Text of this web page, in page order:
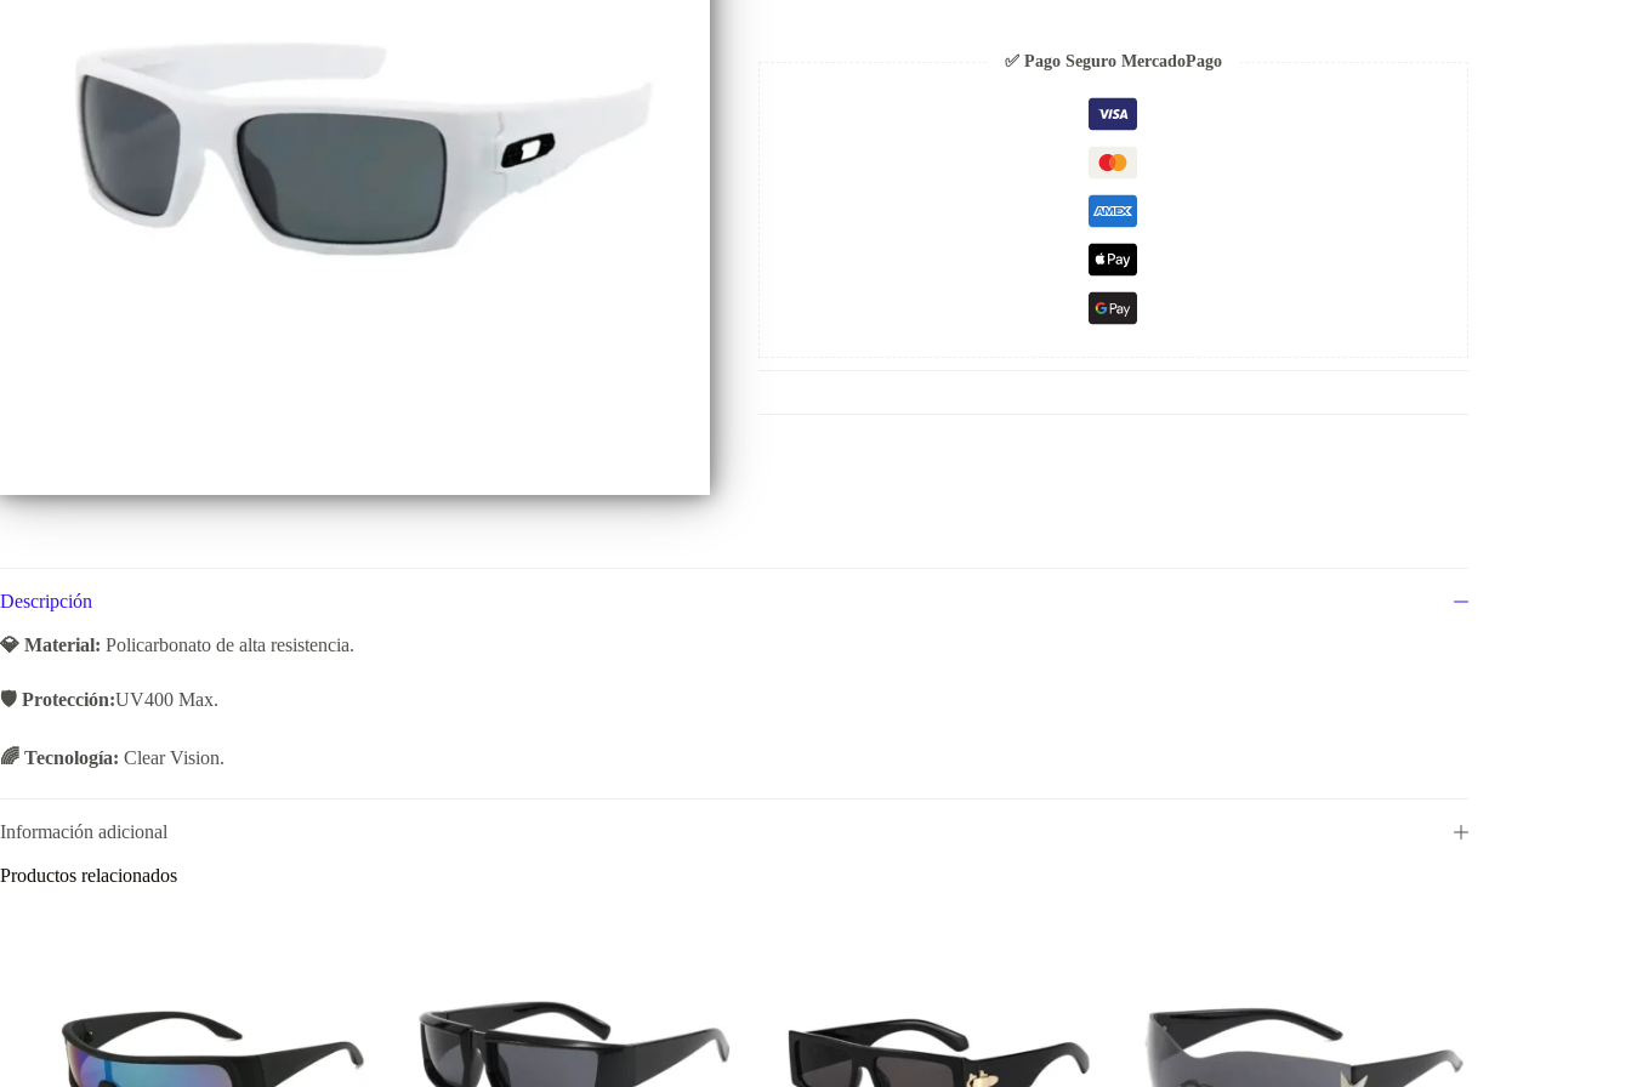
✅ Pago Seguro MercadoPago
Descripción
💎 Material: Policarbonato de alta resistencia.
🛡️ Protección:UV400 Max.
🌈 Tecnología: Clear Vision.
Información adicional
Productos relacionados